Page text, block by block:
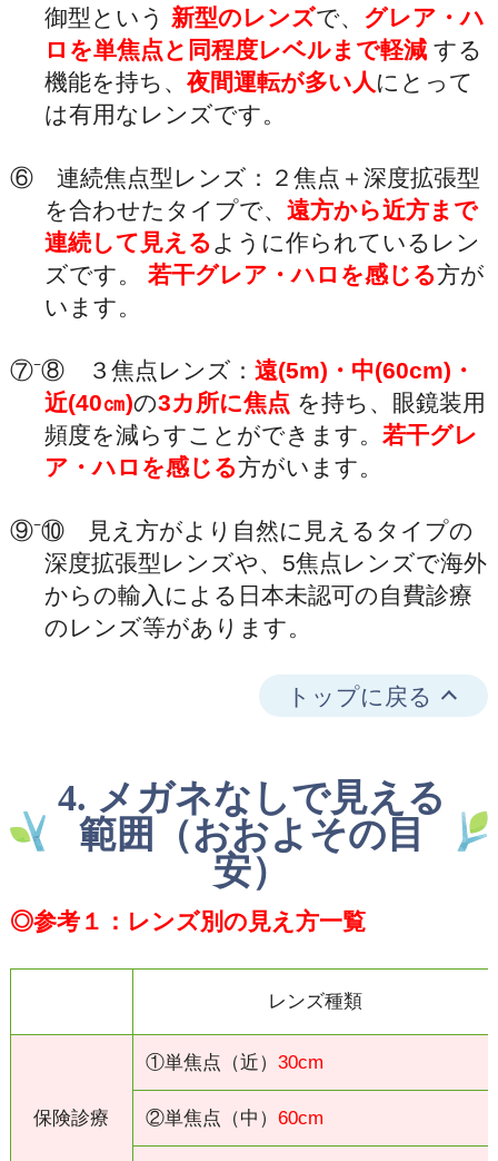
御型という 新型のレンズで、 グレア・ハ
ロを単焦点と同程度レベルまで軽減 する
機能を持ち、夜間運転が多い人 にとって
は有用なレンズです。
⑥ 連続焦点型レンズ：２焦点＋深度拡張型
を合わせたタイプで、遠方から近方まで
連続して見える ように作られているレン
ズです。若干グレア・ハロを感じる方が
います。
⑦⁻⑧ ３焦点レンズ： 遠(5m)・中(60cm)・
近(40㎝)の3カ所に焦点 を持ち、眼鏡装用
頻度を減らすことができます。若干グレ
ア・ハロを感じる方がいます。
⑨⁻⑩ 見え方がより自然に見えるタイプの
深度拡張型レンズや、5焦点レンズで海外
からの輸入による日本未認可の自費診療
のレンズ等があります。
トップに戻る
4. メガネなしで見える
範囲（おおよその目
安）
◎参考１：レンズ別の見え方一覧
レンズ種類
保険診療
①単焦点（近）30cm
②単焦点（中）60cm